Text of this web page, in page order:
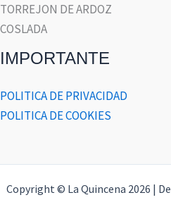
TORREJON DE ARDOZ
COSLADA
IMPORTANTE
POLITICA DE PRIVACIDAD
POLITICA DE COOKIES
Copyright © La Quincena 2026 |